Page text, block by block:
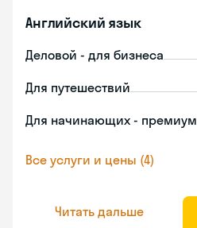
Английский язык
Деловой - для бизнеса
Для путешествий
Для начинающих - премиум
Все услуги и цены (4)
Читать дальше